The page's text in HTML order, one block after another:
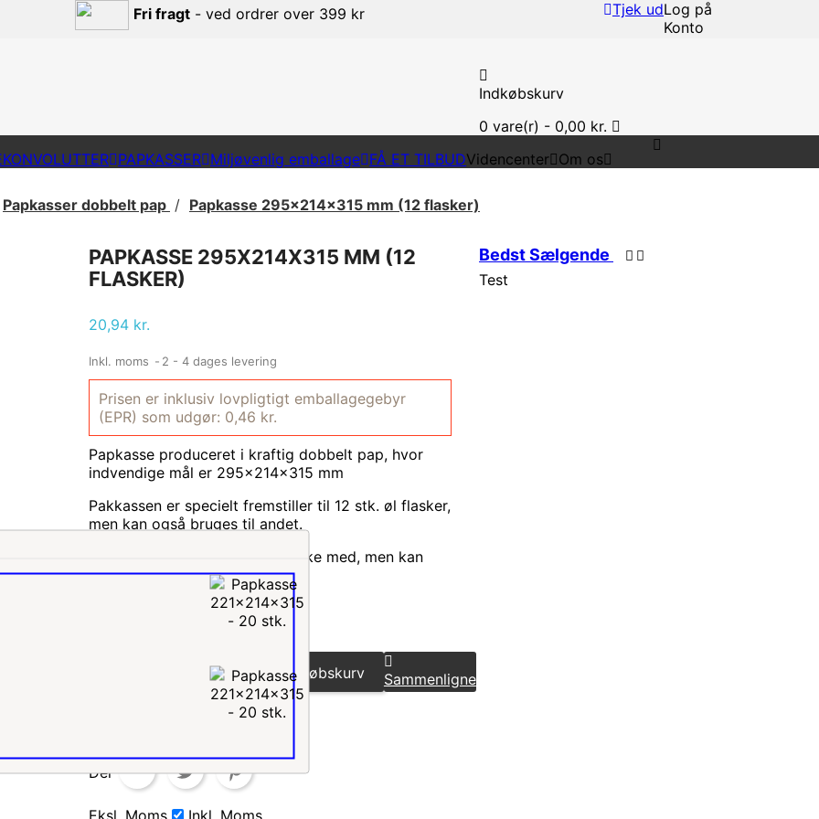
Fri fragt - ved ordrer over 399 kr Tjek udLog på
Konto
Indkøbskurv
0 vare(r) - 0,00 kr.
PAPKASSER Miljøvenlig emballage FÅ ET TILBUDVidencenter Om os
Papkasser dobbelt pap Papkasse 295x214x315 mm (12 flasker)
PAPKASSE 295X214X315 MM (12
FLASKER)
20,94 kr.
Inkl. moms 2 - 4 dages levering
Prisen er inklusiv lovpligtigt emballagegebyr
(EPR) som udgør: 0,46 kr.
Papkasse produceret i kraftig dobbelt pap, hvor
indvendige mål er 295x214x315 mm
Pakkassen er specielt fremstiller til 12 stk. øl flasker,
men kan også bruges til andet.
Inddelingen til øl flaskerne er ikke med, men kan
købes særskilt
Læg i indkøbskurv Sammenligne
Del
Eksl. Moms Inkl. Moms
Bedst Sælgende
Test